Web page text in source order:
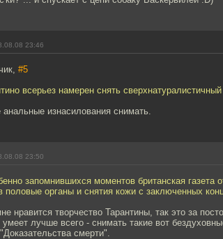
23:46
#5
всерьез намерен снять
изнасилования снимать.
23:50
запомнившихся моментов британская газета
половые органы и снятия кожи с заключенных
нравится творчество Тарантины, так это за
умеет лучше всего - снимать такие вот
смерти".